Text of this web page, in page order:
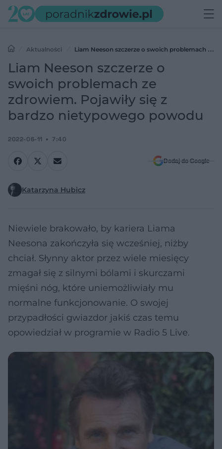
Aktualności
Liam Neeson szczerze o swoich problemach ze
zdrowiem. Pojawiły się z bardzo nietypowego powodu
Liam Neeson szczerze o
swoich problemach ze
zdrowiem. Pojawiły się z
bardzo nietypowego powodu
2022-06-11 7:40
Dodaj do Google
Katarzyna Hubicz
Niewiele brakowało, by kariera Liama
Neesona zakończyła się wcześniej, niżby
chciał. Słynny aktor przez wiele miesięcy
zmagał się z silnymi bólami i skurczami
mięśni nóg, które uniemożliwiały mu
normalne funkcjonowanie. O swojej
przypadłości gwiazdor jakiś czas temu
opowiedział w programie w Radio 5 Live.